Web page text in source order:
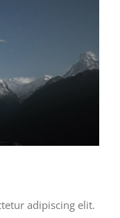
adipiscing elit.